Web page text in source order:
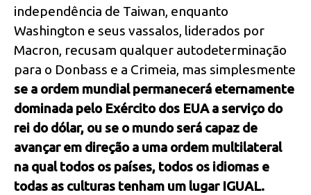
independência de Taiwan, enquanto
Washington e seus vassalos, liderados por
Macron, recusam qualquer autodeterminação
para o Donbass e a Crimeia, mas simplesmente
se a ordem mundial permanecerá eternamente
dominada pelo Exército dos EUA a serviço do
rei do dólar, ou se o mundo será capaz de
avançar em direção a uma ordem multilateral
na qual todos os países, todos os idiomas e
todas as culturas tenham um lugar IGUAL.